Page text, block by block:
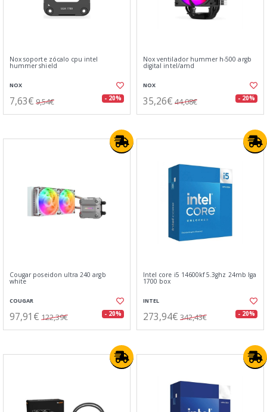
Nox soporte zócalo cpu intel
hummer shield
NOX
7,63€ 9,54€ - 20%
Nox ventilador hummer h-500 argb
digital intel/amd
NOX
35,26€ 44,08€ - 20%
Cougar poseidon ultra 240 argb
white
COUGAR
97,91€ 122,39€ - 20%
Intel core i5 14600kf 5.3ghz 24mb lga
1700 box
INTEL
273,94€ 342,43€ - 20%